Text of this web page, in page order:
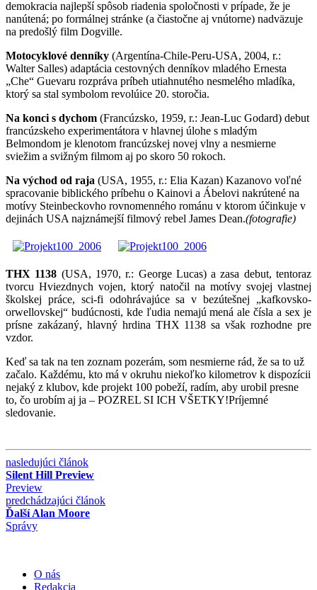
demokracia najlepší spôsob riadenia spoločnosti v prípade, že je
nanútená; po formálnej stránke (a čiastočne aj vnútorne) nadväzuje
na predošlý film Dogville.
Motocyklové denníky (Argentína-Chile-Peru-USA, 2004, r.:
Walter Salles) adaptácia cestovných denníkov mladého Ernesta
„Che“ Guevaru rozpráva príbeh utiahnutého nesmelého mladíka,
ktorý sa stal symbolom revolúice 20. storočia.
Na konci s dychom (Francúzsko, 1959, r.: Jean-Luc Godard) debut
francúzskeho experimentátora v hlavnej úlohe s mladým
Belmondom je klenotom francúzskej novej vlny a nesmierne
sviežim a svižným filmom aj po skoro 50 rokoch.
Na východ od raja (USA, 1955, r.: Elia Kazan) Kazanovo voľné
spracovanie biblického príbehu o Kainovi a Ábelovi nakrútené na
motívy Steinbeckovho rovnomenného románu v ktorom účinkuje v
dejinách USA najznámejší filmový rebel James Dean.(fotografie)
THX 1138 (USA, 1970, r.: George Lucas) a zasa debut, tentoraz
tvorcu Hviezdnych vojen, ktorý natočil na motívy svojej vlastnej
školskej práce, sci-fi odohrávajúce sa v bezútešnej „kafkovsko-
orwellovskej“ budúcnosti, kde ľudia nemajú mená ale čísla a sex je
prísne zakázaný, hlavný hrdina THX 1138 sa však rozhodne pre
vzdor.
Keď sa tak na ten zoznam pozerám, som nesmierne rád, že sa to už
začalo. Každému, kto má v okruhu niekoľko kilometrov k dispozícii
nejaký z klubov, kde projekt 100 pobeží, radím, aby urobil presne
to, čo urobím aj ja – POZREL SI ICH VŠETKY!Príjemné
sledovanie.
nasledujúci článok
Silent Hill Preview
Preview
predchádzajúci článok
Ďalší Alan Moore
Správy
O nás
Redakcia